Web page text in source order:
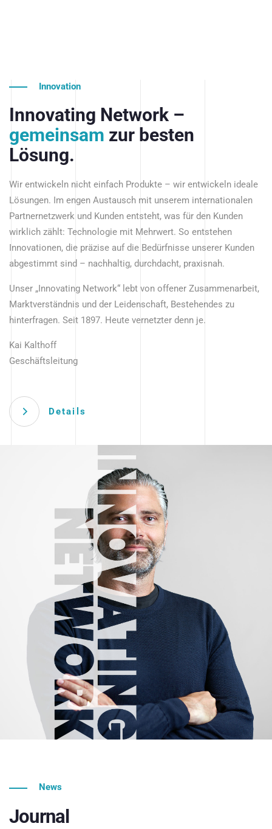
Innovation
Innovating Network –
gemeinsam zur besten
Lösung.
Wir entwickeln nicht einfach Produkte – wir entwickeln ideale
Lösungen. Im engen Austausch mit unserem internationalen
Partnernetzwerk und Kunden entsteht, was für den Kunden
wirklich zählt: Technologie mit Mehrwert. So entstehen
Innovationen, die präzise auf die Bedürfnisse unserer Kunden
abgestimmt sind – nachhaltig, durchdacht, praxisnah.
Unser „Innovating Network“ lebt von offener Zusammenarbeit,
Marktverständnis und der Leidenschaft, Bestehendes zu
hinterfragen. Seit 1897. Heute vernetzter denn je.
Kai Kalthoff
Geschäftsleitung
Details
News
Journal